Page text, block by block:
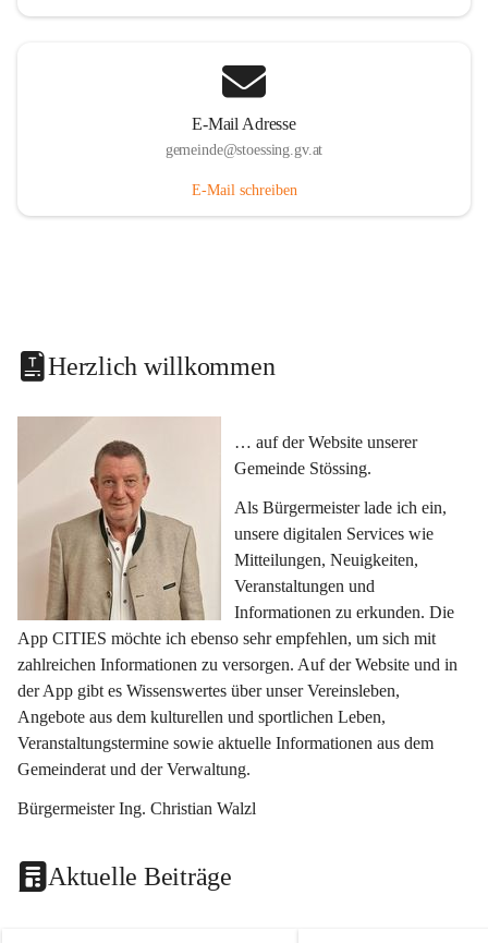
E-Mail Adresse
gemeinde@stoessing.gv.at
E-Mail schreiben
Herzlich willkommen
… auf der Website unserer
Gemeinde Stössing.
Als Bürgermeister lade ich ein,
unsere digitalen Services wie
Mitteilungen, Neuigkeiten,
Veranstaltungen und
Informationen zu erkunden. Die
App CITIES möchte ich ebenso sehr empfehlen, um sich mit
zahlreichen Informationen zu versorgen. Auf der Website und in
der App gibt es Wissenswertes über unser Vereinsleben,
Angebote aus dem kulturellen und sportlichen Leben,
Veranstaltungstermine sowie aktuelle Informationen aus dem
Gemeinderat und der Verwaltung.
Bürgermeister Ing. Christian Walzl
Aktuelle Beiträge